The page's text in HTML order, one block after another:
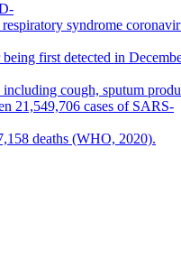
syndrome
first detected in
including cough, sputum
21,549,706 cases of SARS-
deaths (WHO, 2020).